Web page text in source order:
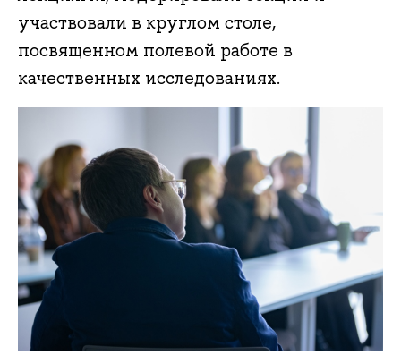
участвовали в круглом столе,
посвященном полевой работе в
качественных исследованиях.